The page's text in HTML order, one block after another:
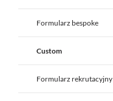
Formularz bespoke
Custom
Formularz rekrutacyjny